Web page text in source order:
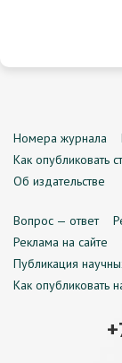
Номера журнала
Как опубликовать
Об издательстве
Вопрос — ответ
Реклама на сайте
Публикация
Как опубликовать